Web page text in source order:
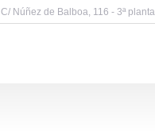
C/ Núñez de Balboa, 116 - 3ª